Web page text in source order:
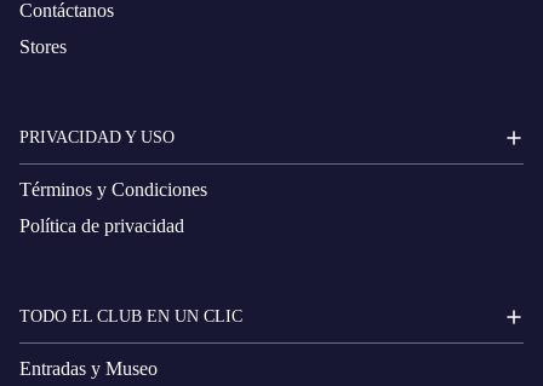
Contáctanos
Stores
PRIVACIDAD Y USO
Términos y Condiciones
Política de privacidad
TODO EL CLUB EN UN CLIC
Entradas y Museo